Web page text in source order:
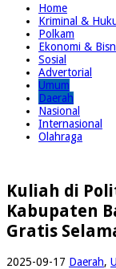
Home
Kriminal &
Polkam
Ekonomi &
Sosial
Advertorial
Umum
Daerah
Nasional
Internasional
Olahraga
Kuliah di
Kabupaten
Gratis
2025-09-17 Daerah,